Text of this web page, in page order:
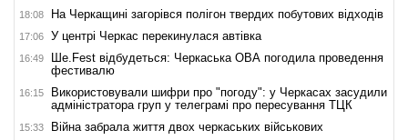
18:08 На Черкащині загорівся полігон твердих побутових відходів
17:06 У центрі Черкас перекинулася автівка
16:49
Ше.Fest відбудеться: Черкаська ОВА погодила проведення
фестивалю
16:15
Використовували шифри про "погоду": у Черкасах засудили
адміністратора груп у телеграмі про пересування ТЦК
15:33 Війна забрала життя двох черкаських військових